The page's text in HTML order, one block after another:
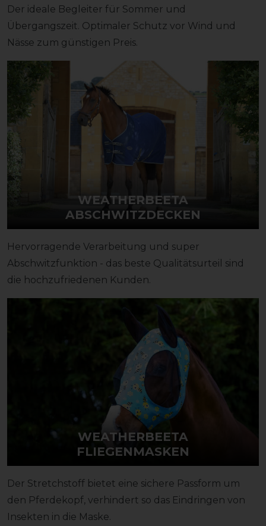
Der ideale Begleiter für Sommer und
Übergangszeit. Optimaler Schutz vor Wind und
Nässe zum günstigen Preis.
WEATHERBEETA
ABSCHWITZDECKEN
Hervorragende Verarbeitung und super
Abschwitzfunktion - das beste Qualitätsurteil sind
die hochzufriedenen Kunden.
WEATHERBEETA
FLIEGENMASKEN
Der Stretchstoff bietet eine sichere Passform um
den Pferdekopf, verhindert so das Eindringen von
Insekten in die Maske.